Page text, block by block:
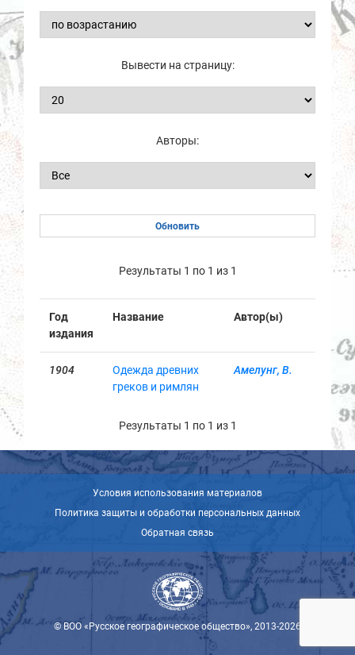
Вывести на страницу:
Авторы:
Результаты 1 по 1 из 1
Год
издания
Название Автор(ы)
1904
Одежда древних
греков и римлян
Амелунг, В.
Результаты 1 по 1 из 1
Условия использования материалов
Политика защиты и обработки персональных данных
Обратная связь
© ВОО «Русское географическое общество», 2013-2026